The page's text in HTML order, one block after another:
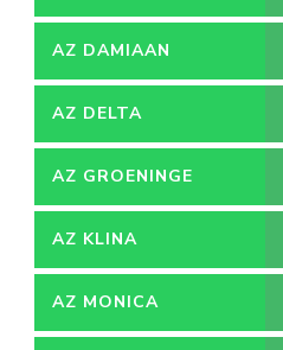
AZ DAMIAAN
AZ DELTA
AZ GROENINGE
AZ KLINA
AZ MONICA